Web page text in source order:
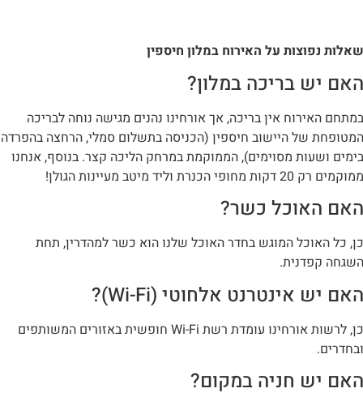
שאלות נפוצות על האירוח במלון חיספין
האם יש בריכה במלון?
במתחם האירוח אין בריכה, אך אורחינו נהנים מגישה נוחה לבריכה
המטופחת של היישוב חיספין (הכניסה בתשלום סמלי, הרחצה בהפרדה
בימים ושעות מסוימים), הממוקמת במרחק הליכה קצר. בנוסף, אנחנו
ממוקמים רק 20 דקות מחופי הכנרת וליד מיטב מעיינות הגולן!
האם האוכל כשר?
כן, כל האוכל המוגש בחדר האוכל שלנו הוא כשר למהדרין, תחת
השגחה קפדנית.
האם יש אינטרנט אלחוטי (Wi-Fi)?
כן, לרשות אורחינו עומדת רשת Wi-Fi חופשית באזורים המשותפים
ובחדרים.
האם יש חניה במקום?